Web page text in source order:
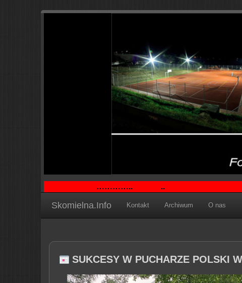
..
Skomielna.Info Kontakt Archiwum O nas
SUKCESY W PUCHARZE POLSKI